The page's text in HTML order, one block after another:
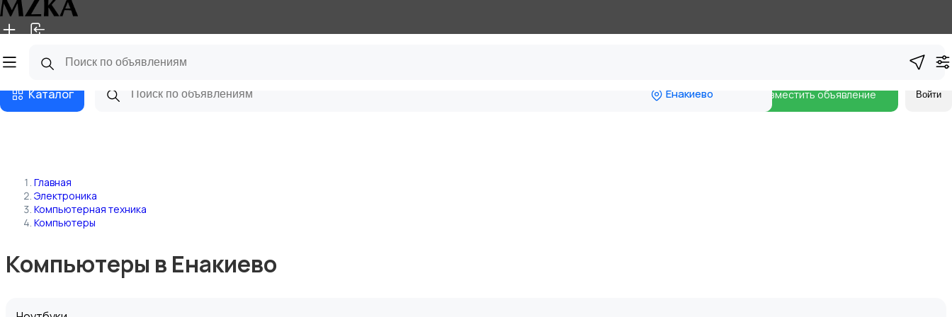
Главная Магазины
Каталог Енакиево Разместить объявление Войти
Главная
Электроника
Компьютерная техника
Компьютеры
Компьютеры в Енакиево